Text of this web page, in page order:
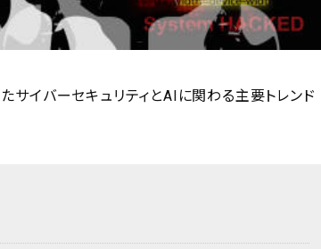
サイバーセキュリティとAIに関わる主要トレンド